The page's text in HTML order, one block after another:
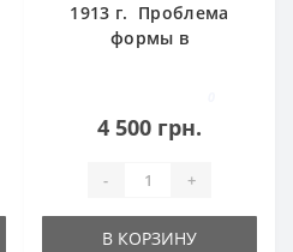
1913 г. Проблема
формы в
4 500 грн.
- +
В КОРЗИНУ